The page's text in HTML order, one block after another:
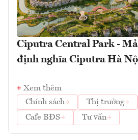
Ciputra Central Park -
định nghĩa Ciputra Hà
Xem thêm
Chính sách
Thị trường
Cafe BĐS
Tư vấn